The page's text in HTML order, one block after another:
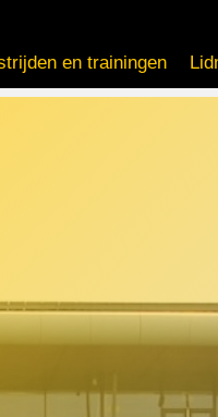
en trainingen